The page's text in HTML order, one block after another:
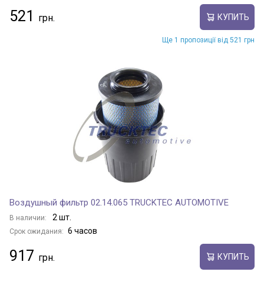
521 КУПИТЬ
Ще 1 пропозиції від 521 грн
Воздушный фильтр 02.14.065 TRUCKTEC AUTOMOTIVE
В наличии: 2 шт.
Срок ожидания: 6 часов
917 КУПИТЬ